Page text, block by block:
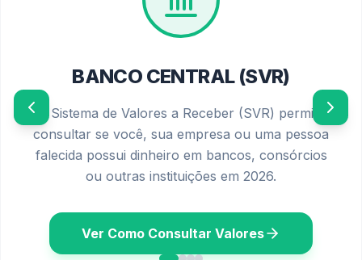
PIS/PASEP 2026
Confira o calendário oficial de pagamentos e os
requisitos atualizados para solicitar o seu abono
salarial diretamente no seu banco ou aplicativo.
Ver Calendário